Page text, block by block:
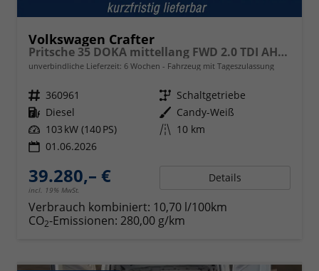
Volkswagen Crafter
Pritsche 35 DOKA mittellang FWD 2.0 TDI AHK Klima
unverbindliche Lieferzeit: 6 Wochen Fahrzeug mit Tageszulassung
Fahrzeugnr. 360961 Getriebe Schaltgetriebe
Kraftstoff Diesel Außenfarbe Candy-Weiß
Leistung 103 kW (140 PS) Kilometerstand 10 km
01.06.2026
39.280,– €
incl. 19% MwSt.
Details
Verbrauch kombiniert: 10,70 l/100km
CO2-Emissionen: 280,00 g/km